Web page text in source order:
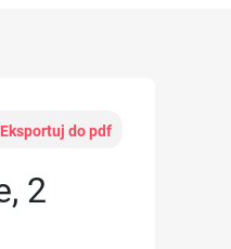
Eksportuj do pdf
2